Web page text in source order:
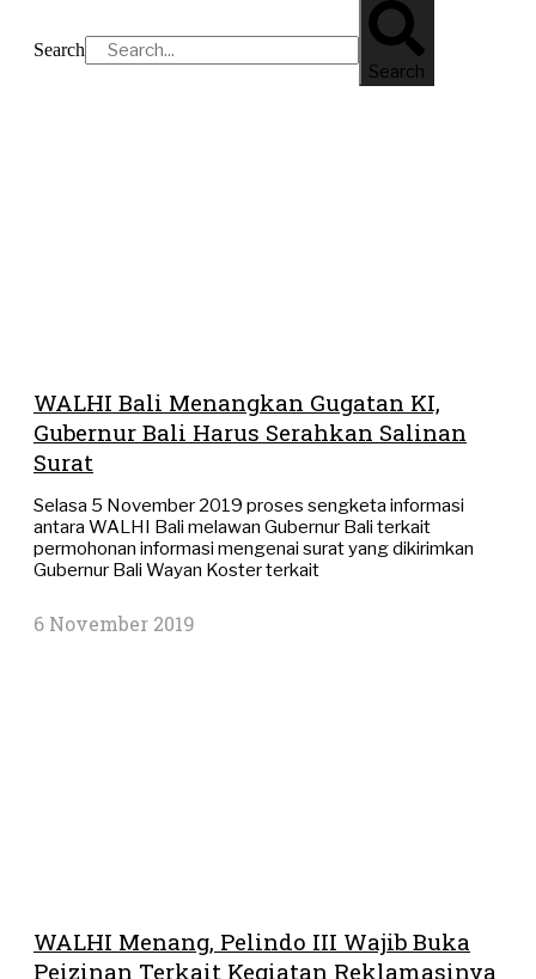
Search
Search
WALHI Bali Menangkan Gugatan KI,
Gubernur Bali Harus Serahkan Salinan
Surat
Selasa 5 November 2019 proses sengketa informasi
antara WALHI Bali melawan Gubernur Bali terkait
permohonan informasi mengenai surat yang dikirimkan
Gubernur Bali Wayan Koster terkait
6 November 2019
WALHI Menang, Pelindo III Wajib Buka
Peizinan Terkait Kegiatan Reklamasinya